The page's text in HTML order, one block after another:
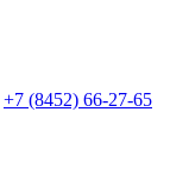
+7 (8452) 66-27-65